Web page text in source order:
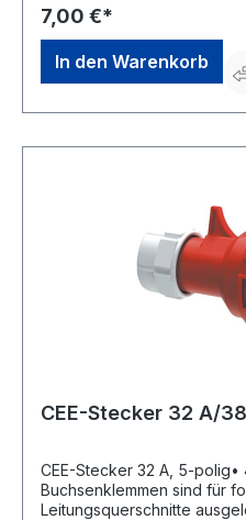
info@rev.de
7,00 €*
In den Warenkorb
CEE-Stecker 32 A/
CEE-Stecker 32 A, 5-polig•
Buchsenklemmen sind für
Leitungsquerschnitte ausgelegt: